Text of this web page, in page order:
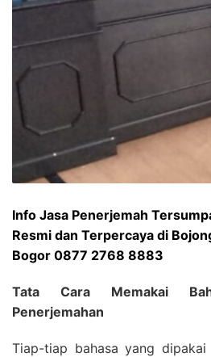
Info Jasa Penerjemah
Resmi dan Terpercaya di
Bogor 0877 2768 8883
Tata Cara Memakai
Penerjemahan
Tiap-tiap bahasa yang dipakai